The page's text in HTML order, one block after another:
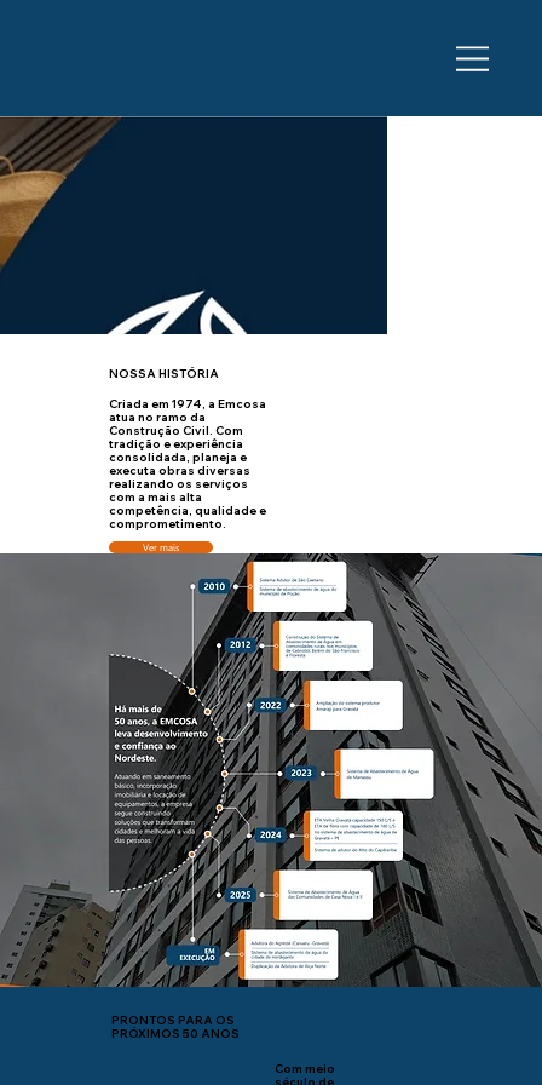
NOSSA HISTÓRIA
Criada em 1974, a Emcosa
atua no ramo da
Construção Civil. Com
tradição e experiência
consolidada, planeja e
executa obras diversas
realizando os serviços
com a mais alta
competência, qualidade e
comprometimento.
Ver mais
PRONTOS PARA OS
PRÓXIMOS 50 ANOS
Com meio
século de